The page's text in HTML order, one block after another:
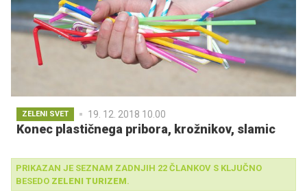
ZELENI SVET 19. 12. 2018 10.00
Konec plastičnega pribora, krožnikov, slamic
PRIKAZAN JE SEZNAM ZADNJIH 22 ČLANKOV S KLJUČNO
BESEDO ZELENI TURIZEM.